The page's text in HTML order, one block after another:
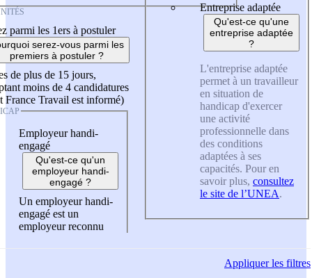
parmi les 1ers à postuler
serez-vous parmi les
premiers à postuler ?
de plus de 15 jours,
moins de 4 candidatures
France Travail est informé)
Employeur handi-
engagé
Qu'est-ce qu'un
employeur handi-
engagé ?
Un employeur handi-
engagé est un
employeur reconnu
Entreprise adaptée
Qu'est-ce qu'une
entreprise adaptée
?
L'entreprise adaptée
permet à un travailleur
en situation de
handicap d'exercer
une activité
professionnelle dans
des conditions
adaptées à ses
capacités. Pour en
savoir plus, consultez
le site de l’UNEA.
Appliquerles filtres